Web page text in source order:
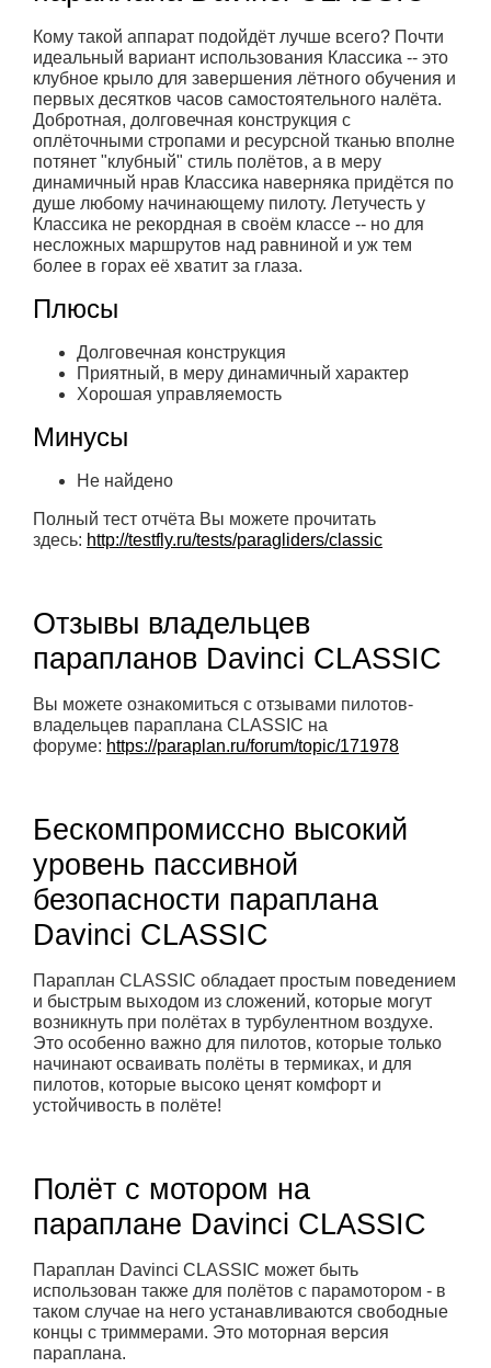
Кому такой аппарат подойдёт лучше всего? Почти
идеальный вариант использования Классика -- это
клубное крыло для завершения лётного обучения и
первых десятков часов самостоятельного налёта.
Добротная, долговечная конструкция с
оплёточными стропами и ресурсной тканью вполне
потянет "клубный" стиль полётов, а в меру
динамичный нрав Классика наверняка придётся по
душе любому начинающему пилоту. Летучесть у
Классика не рекордная в своём классе -- но для
несложных маршрутов над равниной и уж тем
более в горах её хватит за глаза.
Плюсы
Долговечная конструкция
Приятный, в меру динамичный характер
Хорошая управляемость
Минусы
Не найдено
Полный тест отчёта Вы можете прочитать
здесь: http://testfly.ru/tests/paragliders/classic
Отзывы владельцев
парапланов Davinci CLASSIC
Вы можете ознакомиться с отзывами пилотов-
владельцев параплана CLASSIC на
форуме: https://paraplan.ru/forum/topic/171978
Бескомпромиссно высокий
уровень пассивной
безопасности параплана
Davinci CLASSIC
Параплан CLASSIC обладает простым поведением
и быстрым выходом из сложений, которые могут
возникнуть при полётах в турбулентном воздухе.
Это особенно важно для пилотов, которые только
начинают осваивать полёты в термиках, и для
пилотов, которые высоко ценят комфорт и
устойчивость в полёте!
Полёт с мотором на
параплане Davinci CLASSIC
Параплан Davinci CLASSIC может быть
использован также для полётов с парамотором - в
таком случае на него устанавливаются свободные
концы с триммерами. Это моторная версия
параплана.